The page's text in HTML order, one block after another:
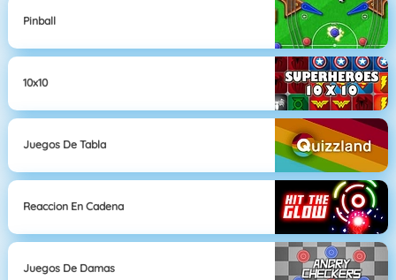
Pinball
10x10
Juegos De Tabla
Reaccion En Cadena
Juegos De Damas